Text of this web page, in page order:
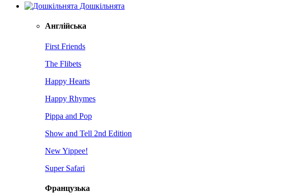
Дошкільнята
Англійська
First Friends
The Flibets
Happy Hearts
Happy Rhymes
Pippa and Pop
Show and Tell 2nd Edition
New Yippee!
Super Safari
Французька